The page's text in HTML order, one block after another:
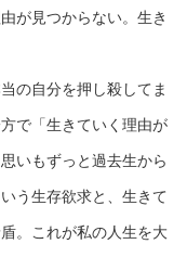
が見つからない。生き
の自分を押し殺してま
で「生きていく理由が
いもずっと過去生から
う生存欲求と、生きて
。これが私の人生を大